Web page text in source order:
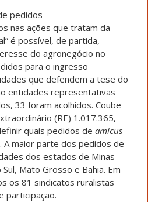
pedidos
nas ações que tratam da
é possível, de partida,
do agronegócio no
para o ingresso
que defendem a tese do
entidades representativas
33 foram acolhidos. Coube
(RE) 1.017.365,
quais pedidos de amicus
A maior parte dos pedidos de
dos estados de Minas
Mato Grosso e Bahia. Em
os 81 sindicatos ruralistas
participação.